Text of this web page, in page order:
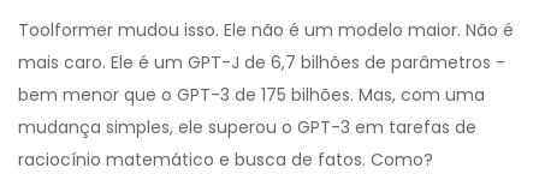
Toolformer mudou isso. Ele não é um modelo maior. Não é
mais caro. Ele é um GPT-J de 6,7 bilhões de parâmetros -
bem menor que o GPT-3 de 175 bilhões. Mas, com uma
mudança simples, ele superou o GPT-3 em tarefas de
raciocínio matemático e busca de fatos. Como?